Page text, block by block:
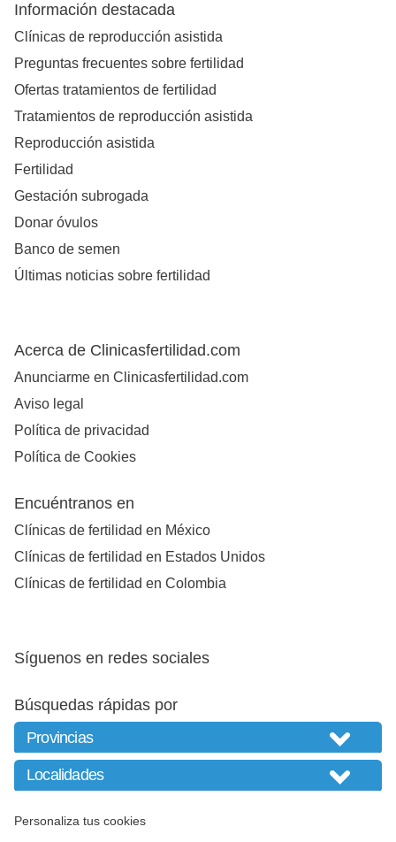
Información destacada
Clínicas de reproducción asistida
Preguntas frecuentes sobre fertilidad
Ofertas tratamientos de fertilidad
Tratamientos de reproducción asistida
Reproducción asistida
Fertilidad
Gestación subrogada
Donar óvulos
Banco de semen
Últimas noticias sobre fertilidad
Acerca de Clinicasfertilidad.com
Anunciarme en Clinicasfertilidad.com
Aviso legal
Política de privacidad
Política de Cookies
Encuéntranos en
Clínicas de fertilidad en México
Clínicas de fertilidad en Estados Unidos
Clínicas de fertilidad en Colombia
Síguenos en redes sociales
Búsquedas rápidas por
Personaliza tus cookies